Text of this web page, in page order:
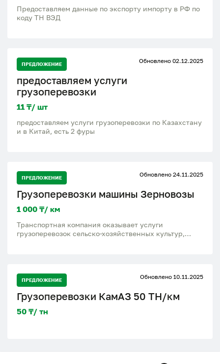
Предоставляем данные по экспорту импорту в РФ по
коду ТН ВЭД
ПРЕДЛОЖЕНИЕ Обновлено 02.12.2025
предоставляем услуги
грузоперевозки
11 ₸/ шт
предоставляем услуги грузоперевозки по Казахстану
и в Китай, есть 2 фуры
ПРЕДЛОЖЕНИЕ Обновлено 24.11.2025
Грузоперевозки машины Зерновозы
1 000 ₸/ км
Транспортная компания оказывает услуги
грузоперевозок сельско-хозяйственных культур,
ПРЕДЛОЖЕНИЕ Обновлено 10.11.2025
Грузоперевозки КамАЗ 50 ТН/км
50 ₸/ тн